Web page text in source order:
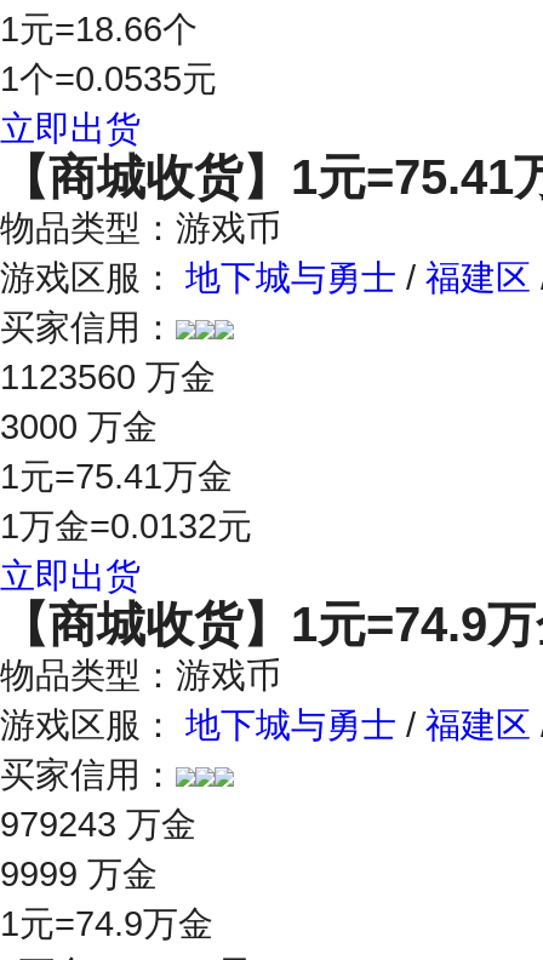
1元=18.66个
1个=0.0535元
立即出货
【商城收货】 1元=75.41
物品类型：游戏币
游戏区服： 地下城与勇士 / 福建区
买家信用：
1123560 万金
3000 万金
1元=75.41万金
1万金=0.0132元
立即出货
【商城收货】 1元=74.9
物品类型：游戏币
游戏区服： 地下城与勇士 / 福建区
买家信用：
979243 万金
9999 万金
1元=74.9万金